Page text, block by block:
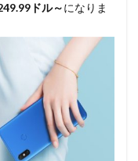
ドル～になりま